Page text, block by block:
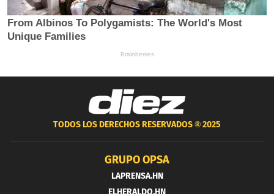
TODOS LOS DERECHOS RESERVADOS ®2025
GRUPO OPSA
LAPRENSA.HN
ELHERALDO.HN